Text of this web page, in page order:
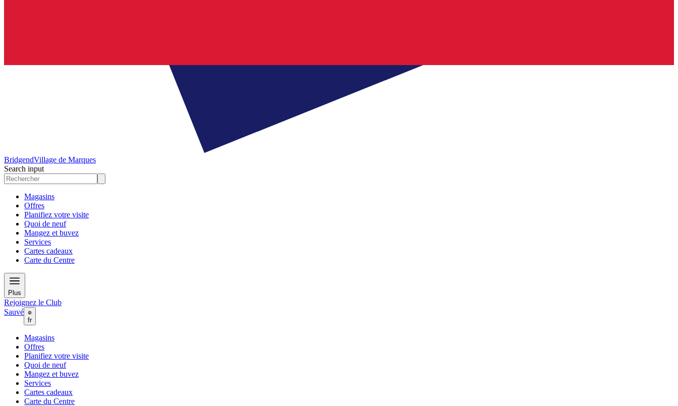
BridgendVillage de Marques
Search input
Magasins
Offres
Planifiez votre visite
Quoi de neuf
Mangez et buvez
Services
Cartes cadeaux
Carte du Centre
Plus
Rejoignez le Club
Sauvé
fr
Magasins
Offres
Planifiez votre visite
Quoi de neuf
Mangez et buvez
Services
Cartes cadeaux
Carte du Centre